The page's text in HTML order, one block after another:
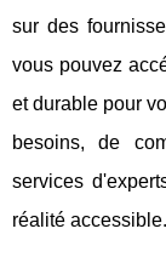
sur des
vous pouvez
et durable pour
besoins, de
services
réalité accessible.